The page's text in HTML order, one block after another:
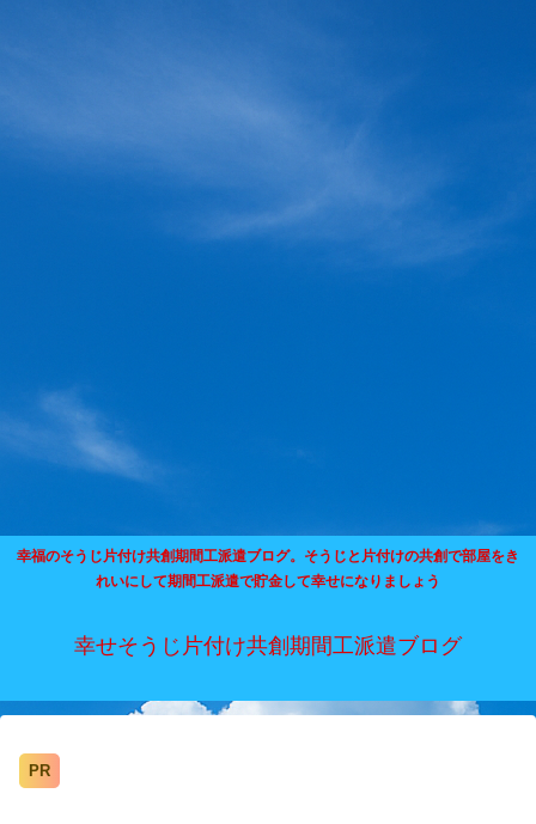
幸福のそうじ片付け共創期間工派遣ブログ。そうじと片付けの共創で部屋をき
れいにして期間工派遣で貯金して幸せになりましょう
幸せそうじ片付け共創期間工派遣ブログ
PR